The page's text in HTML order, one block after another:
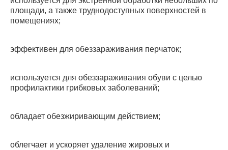
площади, а также труднодоступных поверхностей в
помещениях;
эффективен для обеззараживания перчаток;
используется для обеззараживания обуви с целью
профилактики грибковых заболеваний;
обладает обезжиривающим действием;
облегчает и ускоряет удаление жировых и